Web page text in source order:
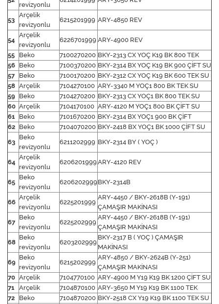
revizyonlu
53
Arçelik
revizyonlu
6215201999 ARY-4850 REV
54
Arçelik
revizyonlu
6226701999 ARY-4900 REV
55 Beko 7100270200 BKY-2313 CX YOÇ K19 BK 800 TEK
56 Beko 7100370200 BKY-2314 BX YOÇ K19 BK 900 ÇİFT SU
57
Beko 7100170200 BKY-2312 CX YOÇ K19 BK 600 TEK SU
58 Arçelik 7104270100 ARY-3340 M YOÇ1 800 BK TEK SU
59 Beko 7104270200 BKY-2313 CX YOÇ1 BK 800 TEK SU
60 Arçelik 7104170100 ARY-4120 M YOÇ1 800 BK ÇİFT SU
61
Beko 7101670200 BKY-2314 BX YOÇ1 900 BK ÇİFT
62 Beko 7104070200 BKY-2418 BX YOÇ1 BK 1000 ÇİFT SU
63
Beko
revizyonlu
6211202999 BKY-2314 BY ( YOÇ )
64
Arçelik
revizyonlu
6206201999 ARY-4120 REV
65
Beko
revizyonlu
6206202999 BKY-2314B
66
Arçelik
revizyonlu
6225201999
ARY-4450 / BKY-2618B (Y-191)
ÇAMAŞIR MAKİNASI
67
Beko
revizyonlu
6225202999
ARY-4450 / BKY-2618B (Y-191)
ÇAMAŞIR MAKİNASI
68
Beko
revizyonlu
6203202999
BKY-2317 B ( YOÇ ) ÇAMAŞIR
MAKİNASI
69
Beko
revizyonlu
6215202999
ARY-4850 / BKY-2624B (Y-251)
ÇAMAŞIR MAKİNASI
70 Arçelik 7104770100 ARY-4900 M Y19 K19 BK 1200 ÇİFT SU
71
Arçelik 7104870100 ARY-3650 M Y19 K19 BK 1100 TEK
72
Beko 7104870200 BKY-2518 CX Y19 K19 BK 1100 TEK SU